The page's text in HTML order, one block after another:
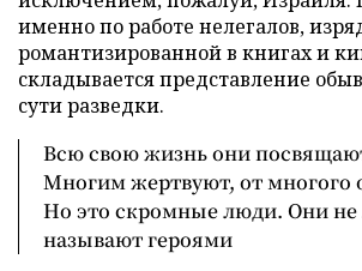
именно по работе нелегалов,
романтизированной в книгах и
складывается представление
сути разведки.
Всю свою жизнь они
Многим жертвуют, от многого
Но это скромные люди. Они не
называют героями